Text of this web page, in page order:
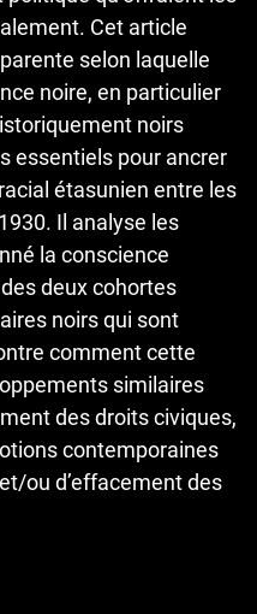
Cet article
selon laquelle
noire, en particulier
noirs
essentiels pour ancrer
étasunien entre les
Il analyse les
la conscience
deux cohortes
noirs qui sont
comment cette
similaires
des droits civiques,
contemporaines
ou d’effacement des